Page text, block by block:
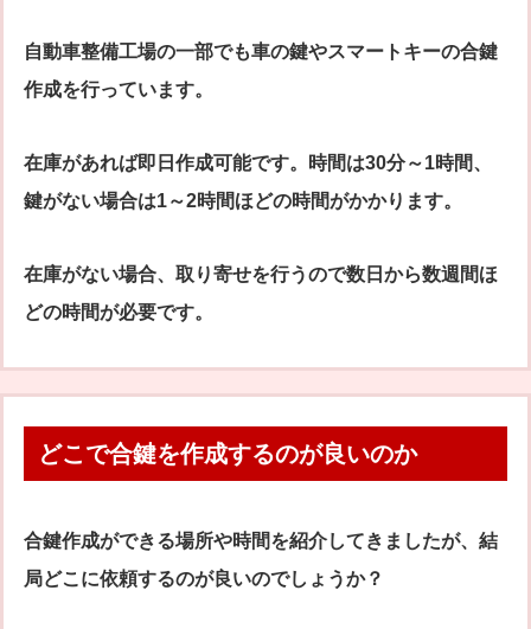
自動車整備工場の一部でも車の鍵やスマートキーの合鍵
作成を行っています。
在庫があれば即日作成可能です。時間は30分～1時間、
鍵がない場合は1～2時間ほどの時間がかかります。
在庫がない場合、取り寄せを行うので数日から数週間ほ
どの時間が必要です。
どこで合鍵を作成するのが良いのか
合鍵作成ができる場所や時間を紹介してきましたが、結
局どこに依頼するのが良いのでしょうか？